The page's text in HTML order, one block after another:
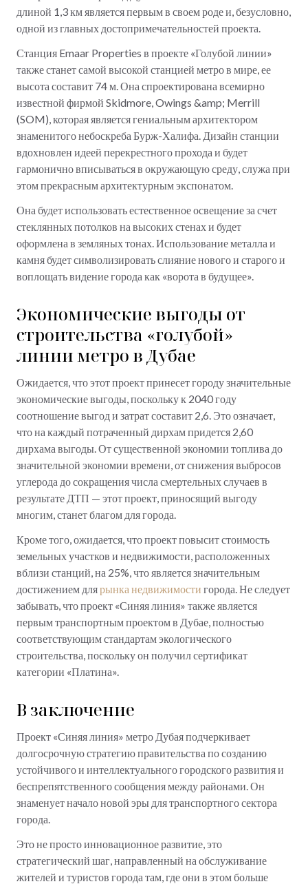
длиной 1,3 км является первым в своем роде и, безусловно,
одной из главных достопримечательностей проекта.
Станция Emaar Properties в проекте «Голубой линии»
также станет самой высокой станцией метро в мире, ее
высота составит 74 м. Она спроектирована всемирно
известной фирмой Skidmore, Owings &amp; Merrill
(SOM), которая является гениальным архитектором
знаменитого небоскреба Бурж-Халифа. Дизайн станции
вдохновлен идеей перекрестного прохода и будет
гармонично вписываться в окружающую среду, служа при
этом прекрасным архитектурным экспонатом.
Она будет использовать естественное освещение за счет
стеклянных потолков на высоких стенах и будет
оформлена в земляных тонах. Использование металла и
камня будет символизировать слияние нового и старого и
воплощать видение города как «ворота в будущее».
Экономические выгоды от
строительства «голубой»
линии метро в Дубае
Ожидается, что этот проект принесет городу значительные
экономические выгоды, поскольку к 2040 году
соотношение выгод и затрат составит 2,6. Это означает,
что на каждый потраченный дирхам придется 2,60
дирхама выгоды. От существенной экономии топлива до
значительной экономии времени, от снижения выбросов
углерода до сокращения числа смертельных случаев в
результате ДТП — этот проект, приносящий выгоду
многим, станет благом для города.
Кроме того, ожидается, что проект повысит стоимость
земельных участков и недвижимости, расположенных
вблизи станций, на 25%, что является значительным
достижением длярынка недвижимости города. Не следует
забывать, что проект «Синяя линия» также является
первым транспортным проектом в Дубае, полностью
соответствующим стандартам экологического
строительства, поскольку он получил сертификат
категории «Платина».
В заключение
Проект «Синяя линия» метро Дубая подчеркивает
долгосрочную стратегию правительства по созданию
устойчивого и интеллектуального городского развития и
беспрепятственного сообщения между районами. Он
знаменует начало новой эры для транспортного сектора
города.
Это не просто инновационное развитие, это
стратегический шаг, направленный на обслуживание
жителей и туристов города там, где они в этом больше